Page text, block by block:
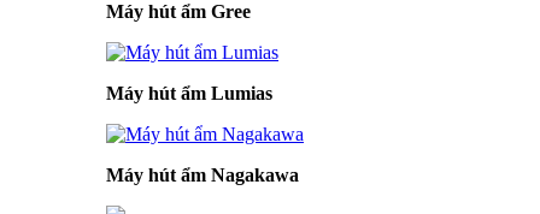
Máy hút ẩm Gree
Máy hút ẩm Lumias
Máy hút ẩm Nagakawa